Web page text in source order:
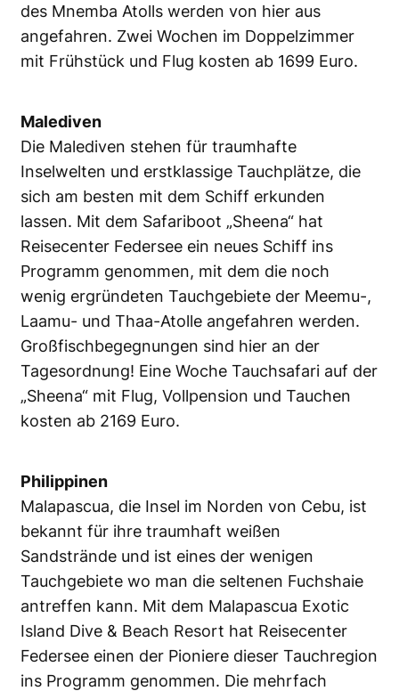
des Mnemba Atolls werden von hier aus
angefahren. Zwei Wochen im Doppelzimmer
mit Frühstück und Flug kosten ab 1699 Euro.
Malediven
Die Malediven stehen für traumhafte
Inselwelten und erstklassige Tauchplätze, die
sich am besten mit dem Schiff erkunden
lassen. Mit dem Safariboot „Sheena“ hat
Reisecenter Federsee ein neues Schiff ins
Programm genommen, mit dem die noch
wenig ergründeten Tauchgebiete der Meemu-,
Laamu- und Thaa-Atolle angefahren werden.
Großfischbegegnungen sind hier an der
Tagesordnung! Eine Woche Tauchsafari auf der
„Sheena“ mit Flug, Vollpension und Tauchen
kosten ab 2169 Euro.
Philippinen
Malapascua, die Insel im Norden von Cebu, ist
bekannt für ihre traumhaft weißen
Sandstrände und ist eines der wenigen
Tauchgebiete wo man die seltenen Fuchshaie
antreffen kann. Mit dem Malapascua Exotic
Island Dive & Beach Resort hat Reisecenter
Federsee einen der Pioniere dieser Tauchregion
ins Programm genommen. Die mehrfach